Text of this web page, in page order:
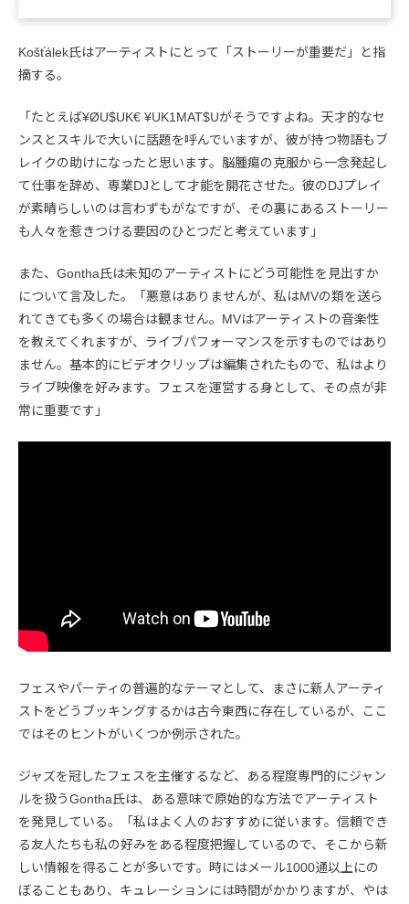
Košťálek氏はアーティストにとって「ストーリーが重要だ」と指
摘する。
「たとえば¥ØU$UK€ ¥UK1MAT$Uがそうですよね。天才的なセ
ンスとスキルで大いに話題を呼んでいますが、彼が持つ物語もブ
レイクの助けになったと思います。脳腫瘍の克服から一念発起し
て仕事を辞め、専業DJとして才能を開花させた。彼のDJプレイ
が素晴らしいのは言わずもがなですが、その裏にあるストーリー
も人々を惹きつける要因のひとつだと考えています」
また、Gontha氏は未知のアーティストにどう可能性を見出すか
について言及した。「悪意はありませんが、私はMVの類を送ら
れてきても多くの場合は観ません。MVはアーティストの音楽性
を教えてくれますが、ライブパフォーマンスを示すものではあり
ません。基本的にビデオクリップは編集されたもので、私はより
ライブ映像を好みます。フェスを運営する身として、その点が非
常に重要です」
フェスやパーティの普遍的なテーマとして、まさに新人アーティ
ストをどうブッキングするかは古今東西に存在しているが、ここ
ではそのヒントがいくつか例示された。
ジャズを冠したフェスを主催するなど、ある程度専門的にジャン
ルを扱うGontha氏は、ある意味で原始的な方法でアーティスト
を発見している。「私はよく人のおすすめに従います。信頼でき
る友人たちも私の好みをある程度把握しているので、そこから新
しい情報を得ることが多いです。時にはメール1000通以上にの
ぼることもあり、キュレーションには時間がかかりますが、やは